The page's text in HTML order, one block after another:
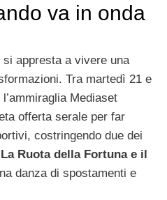
va in onda
si appresta a vivere una
Tra martedì 21 e
Mediaset
offerta serale per far
costringendo due dei
La Ruota della Fortuna e il
danza di spostamenti e